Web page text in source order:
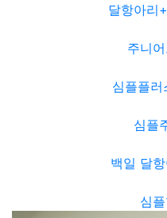
달항아리
주니
심플플러
심플
백일 달
심